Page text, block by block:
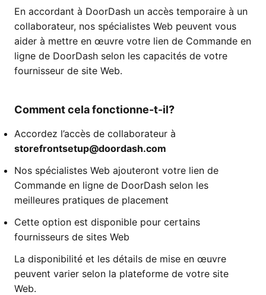
En accordant à DoorDash un accès temporaire à un
collaborateur, nos spécialistes Web peuvent vous
aider à mettre en œuvre votre lien de Commande en
ligne de DoorDash selon les capacités de votre
fournisseur de site Web.
Comment cela fonctionne-t-il?
Accordez l’accès de collaborateur à
storefrontsetup@doordash.com
Nos spécialistes Web ajouteront votre lien de
Commande en ligne de DoorDash selon les
meilleures pratiques de placement
Cette option est disponible pour certains
fournisseurs de sites Web
La disponibilité et les détails de mise en œuvre
peuvent varier selon la plateforme de votre site
Web.